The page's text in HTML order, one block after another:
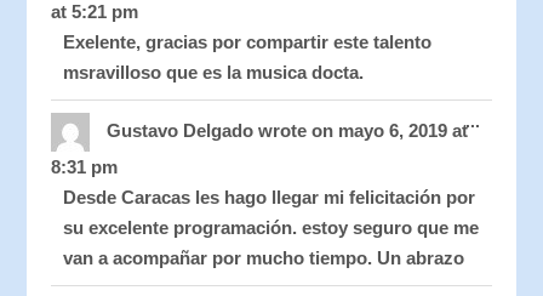
at 5:21 pm
Exelente, gracias por compartir este talento
msravilloso que es la musica docta.
Gustavo Delgadowrote on mayo 6, 2019 at
8:31 pm
Desde Caracas les hago llegar mi felicitación por
su excelente programación. estoy seguro que me
van a acompañar por mucho tiempo. Un abrazo
...this